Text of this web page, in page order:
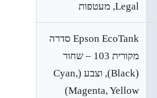
Legal, מעטפות
Epson EcoTank סדרה
מקורית ‎103‎ – שחור
(Black), וצבע (Cyan,
Magenta, Yellow)